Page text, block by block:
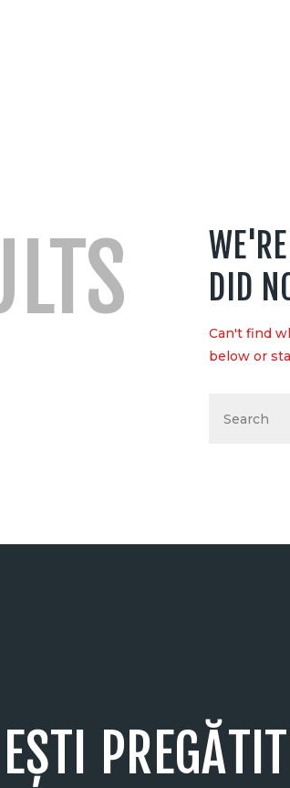
DID
Can't find
below or
EȘTI